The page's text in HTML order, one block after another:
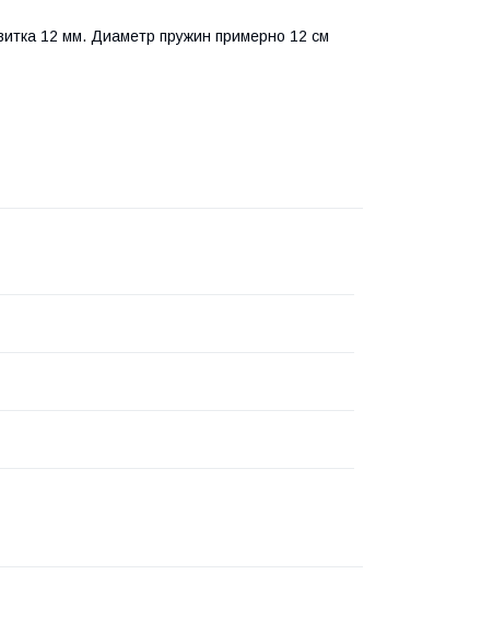
12 мм. Диаметр пружин примерно 12 см